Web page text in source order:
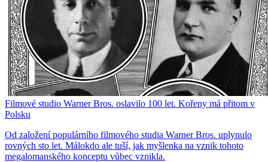
Filmové studio Warner Bros. oslavilo 100 let. Kořeny má přitom v
Polsku
Od založení populárního filmového studia Warner Bros. uplynulo
rovných sto let. Málokdo ale tuší, jak myšlenka na vznik tohoto
megalomanského konceptu vůbec vznikla.